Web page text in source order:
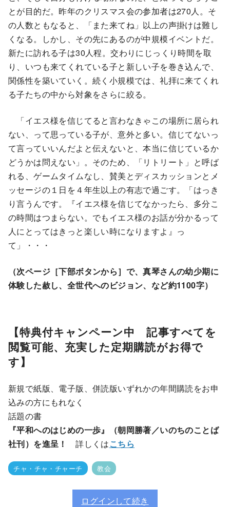
とが目的だ。昨年のクリスマス会の参加者は270人。そ
の人数ともなると、「また来てね」以上の声掛けは難し
くなる。しかし、その先にあるのが中規模イベントだ。
新たに訪れる子は30人程。交わりにじっくり時間を取
り、いつも来てくれている子と新しい子を巻き込んで、
関係性を築いていく。続く小規模では、礼拝に来てくれ
る子たちの中から対象をさらに絞る。
「イエス様を信じてると言わなきゃこの場所に居られ
ない、って思っている子が、意外と多い。信じてないっ
て言っていいんだよと伝えないと、本当に信じているか
どうかは問えない」。そのため、「リトリート」と呼ば
れる、ゲームタイムなし、賛美とディスカッションとメ
ッセージの１日を４年生以上の有志で過ごす。「はっき
り言うんです。『イエス様を信じてなかったら、多分こ
の時間はつまらない。でもイエス様のお話が分かるって
人にとってはきっと楽しい時になりますよ』っ
て」・・・
（次ページ［下部ボタンから］で、真琴さんの幼少期に
体験した赦し、全世代へのビジョン、など約1100字）
【特典付キャンペーン中 記事すべてを
閲覧可能、充実した定期購読がお得で
す】
新規で紙版、電子版、併読版いずれかの年間購読をお申
込みの方にもれなく
話題の書
『平和へのはじめの一歩』（朝岡勝著／いのちのことば
社刊）を進呈！
詳しくはこちら
チャ・チャ・チャーチ 教会
ログインして続き